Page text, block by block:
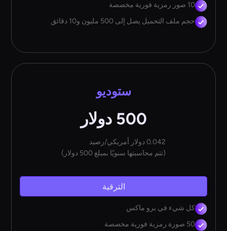
10 صور رمزية فورية مخصصة
حجم ملف التحميل يصل إلى 500 مليون و10 دقائق
ستوديو
500 دولار
0.042 دولار أمريكي/رصيد
(تتم محاسبتها سنويًا بمبلغ 500 دولار)
الترقية
كل شيء في برو ماكس
50 صورة رمزية فورية مخصصة